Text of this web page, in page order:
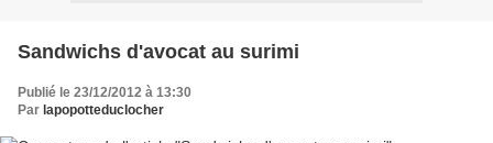
Sandwichs d'avocat au surimi
Publié le 23/12/2012 à 13:30
Par lapopotteduclocher